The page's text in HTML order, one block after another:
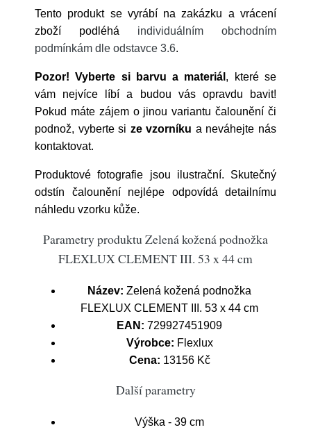
Tento produkt se vyrábí na zakázku a vrácení
zboží podléhá individuálním obchodním
podmínkám dle odstavce 3.6.
Pozor! Vyberte si barvu a materiál , které se
vám nejvíce líbí a budou vás opravdu bavit!
Pokud máte zájem o jinou variantu čalounění či
podnož, vyberte si ze vzorníku a neváhejte nás
kontaktovat.
Produktové fotografie jsou ilustrační. Skutečný
odstín čalounění nejlépe odpovídá detailnímu
náhledu vzorku kůže.
Parametry produktu Zelená kožená podnožka
FLEXLUX CLEMENT III. 53 x 44 cm
Název: Zelená kožená podnožka
FLEXLUX CLEMENT III. 53 x 44 cm
EAN: 729927451909
Výrobce: Flexlux
Cena: 13156 Kč
Další parametry
Výška - 39 cm